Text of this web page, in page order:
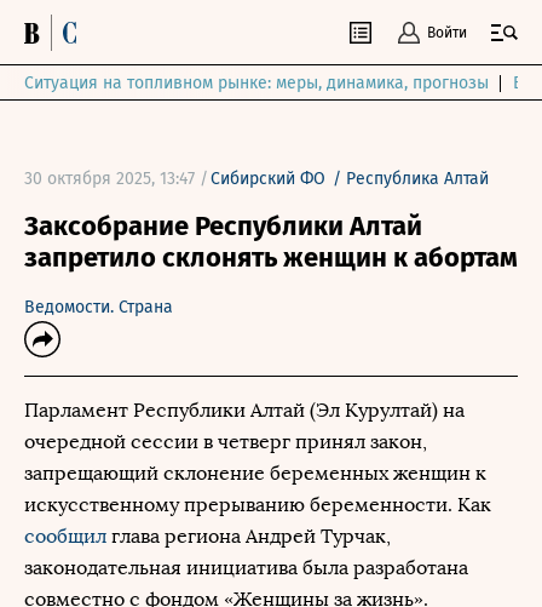
Войти
Ситуация на топливном рынке: меры, динамика, прогнозы
30 октября 2025, 13:47 /Сибирский ФО / Республика Алтай
Заксобрание Республики Алтай
запретило склонять женщин к абортам
Ведомости. Страна
Парламент Республики Алтай (Эл Курултай) на
очередной сессии в четверг принял закон,
запрещающий склонение беременных женщин к
искусственному прерыванию беременности. Как
сообщил глава региона Андрей Турчак,
законодательная инициатива была разработана
совместно с фондом «Женщины за жизнь».